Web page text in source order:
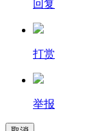
回复
打赏
举报